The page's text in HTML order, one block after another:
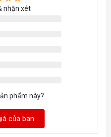
2.1b, 2 x
nhận xét
phẩm này?
của bạn